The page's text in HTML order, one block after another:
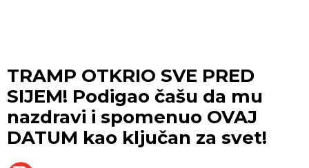
TRAMP OTKRIO SVE PRED
SIJEM! Podigao čašu da mu
nazdravi i spomenuo OVAJ
DATUM kao ključan za svet!